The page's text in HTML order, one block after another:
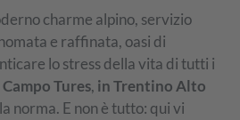
charme alpino, servizio
e raffinata, oasi di
lo stress della vita di tutti i
Tures, in Trentino Alto
norma. E non è tutto: qui vi